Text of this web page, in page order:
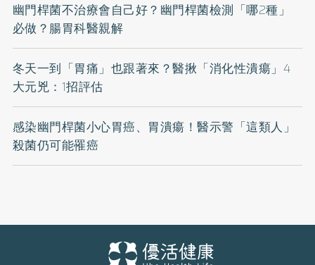
幽門桿菌不治療會自己好？幽門桿菌檢測「哪2種」
必做？腸胃科醫親解
冬天一到「胃痛」也跟著來？醫揪「消化性潰瘍」4
大元兇：1招評估
感染幽門桿菌小心胃癌、胃潰瘍！醫示警「這類人」
殺菌仍可能罹癌